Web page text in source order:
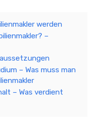
werden
–
– Was muss man
– Was verdient